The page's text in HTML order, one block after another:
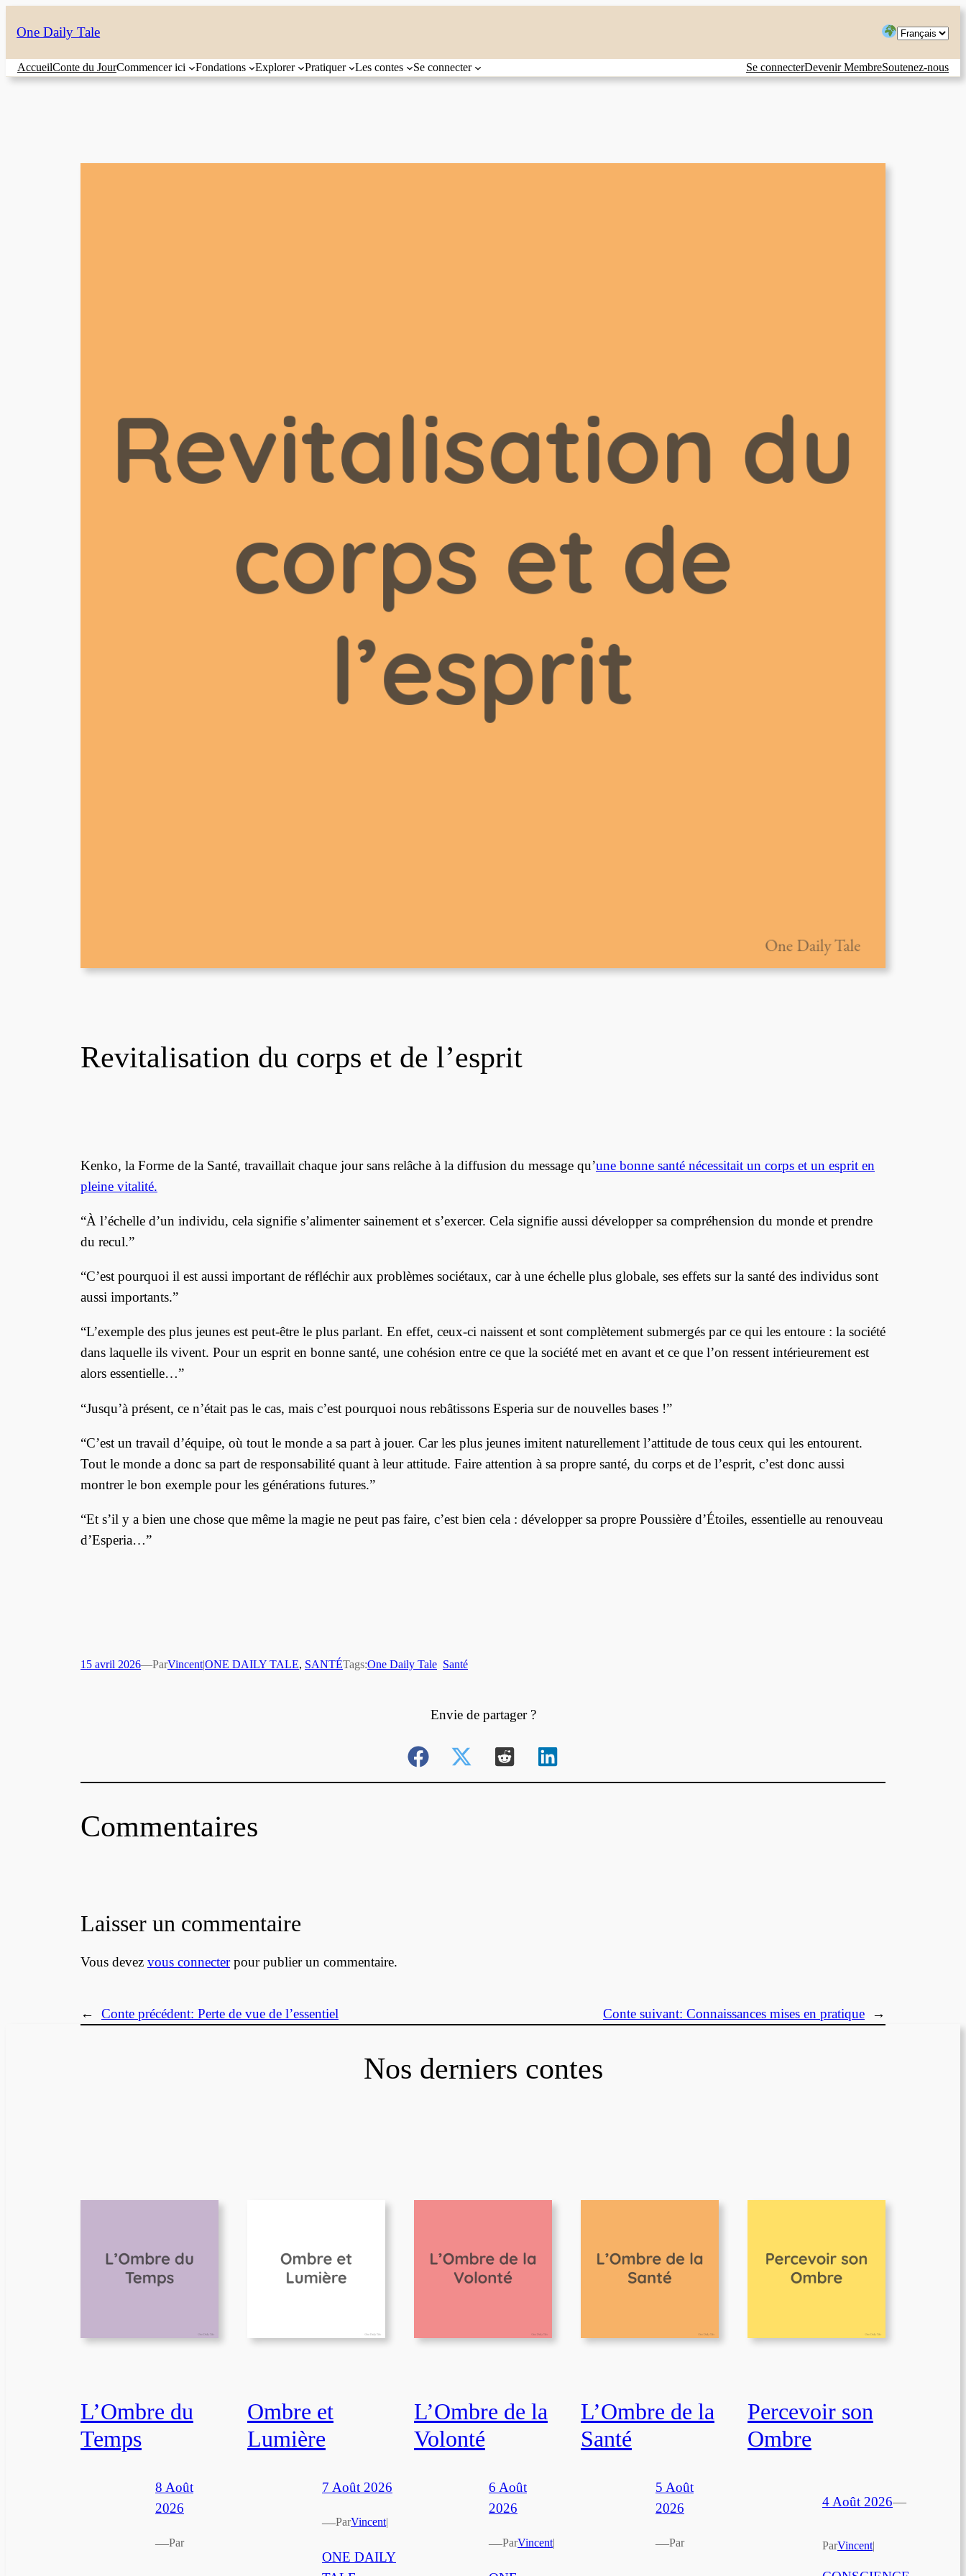
au
contenu
One Daily Tale
Choisir
langue
AccueilConte du JourCommencer ici Fondations Explorer Pratiquer Les contes Se connecter Se connecterDevenir MembreSoutenez-nous
Revitalisation du corps et de l’esprit
Kenko, la Forme de la Santé, travaillait chaque jour sans relâche à la diffusion du message qu’une bonne santé nécessitait un corps et un esprit en
pleine vitalité.
“À l’échelle d’un individu, cela signifie s’alimenter sainement et s’exercer. Cela signifie aussi développer sa compréhension du monde et prendre
du recul.”
“C’est pourquoi il est aussi important de réfléchir aux problèmes sociétaux, car à une échelle plus globale, ses effets sur la santé des individus sont
aussi importants.”
“L’exemple des plus jeunes est peut-être le plus parlant. En effet, ceux-ci naissent et sont complètement submergés par ce qui les entoure : la société
dans laquelle ils vivent. Pour un esprit en bonne santé, une cohésion entre ce que la société met en avant et ce que l’on ressent intérieurement est
alors essentielle…”
“Jusqu’à présent, ce n’était pas le cas, mais c’est pourquoi nous rebâtissons Esperia sur de nouvelles bases !”
“C’est un travail d’équipe, où tout le monde a sa part à jouer. Car les plus jeunes imitent naturellement l’attitude de tous ceux qui les entourent.
Tout le monde a donc sa part de responsabilité quant à leur attitude. Faire attention à sa propre santé, du corps et de l’esprit, c’est donc aussi
montrer le bon exemple pour les générations futures.”
“Et s’il y a bien une chose que même la magie ne peut pas faire, c’est bien cela : développer sa propre Poussière d’Étoiles, essentielle au renouveau
d’Esperia…”
15 avril 2026—ParVincent|ONE DAILY TALE, SANTÉTags:One Daily Tale Santé
Envie de partager ?
Commentaires
Laisser un commentaire
Vous devez vous connecterpour publier un commentaire.
← Conte précédent: Perte de vue de l’essentiel Conte suivant: Connaissances mises en pratique →
Nos derniers contes
L’Ombre du
Temps
8 Août
2026
—Par
Ombre et
Lumière
7 Août 2026
—ParVincent|
ONE DAILY
L’Ombre de la
Volonté
6 Août
2026
—ParVincent|
L’Ombre de la
Santé
5 Août
2026
—Par
Percevoir son
Ombre
4 Août 2026—
ParVincent|